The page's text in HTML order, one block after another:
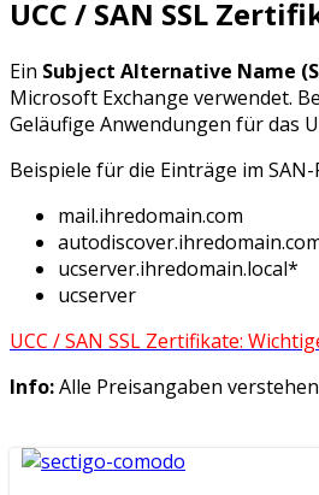
UCC / SAN SSL
Ein Subject Alternative Name
Microsoft Exchange verwendet.
Geläufige Anwendungen für das
Beispiele für die Einträge im SAN-
mail.ihredomain.com
ucserver.ihredomain.local*
ucserver
UCC / SAN SSL Zertifikate:
Info:Alle Preisangaben